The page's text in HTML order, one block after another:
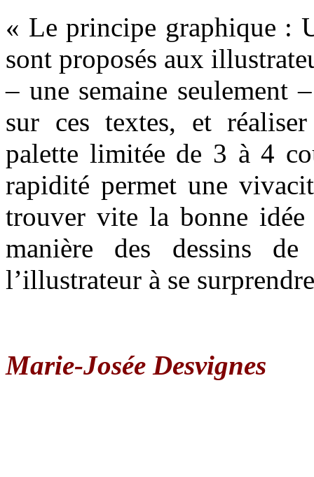
« Le principe graphique :
sont proposés aux
– une semaine seulement
sur ces textes, et
palette limitée de 3 à 4
rapidité permet une
trouver vite la bonne
manière des dessins
l’illustrateur à se
Marie-Josée Desvignes